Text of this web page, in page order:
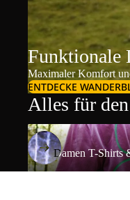
Funktionale
Maximaler Komfort
ENTDECKE
Alles für
Damen T-Shirts &
Damen T-Shirts